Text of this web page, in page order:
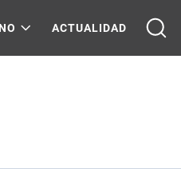
ACTUALIDAD